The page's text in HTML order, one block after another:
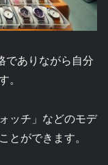
でありながら自分
ッチ」などのモデ
とができます。